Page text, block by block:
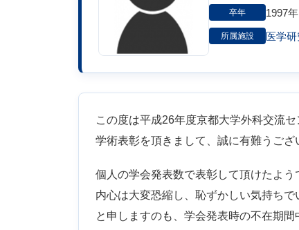
卒年 1997年
所属施設 医学
この度は平成26年度京都大学外科交流
学術表彰を頂きまして、誠に有難うござ
個人の学会発表数で表彰して頂けたよう
内心は大変恐縮し、恥ずかしい気持ちで
と申しますのも、学会発表時の不在期間